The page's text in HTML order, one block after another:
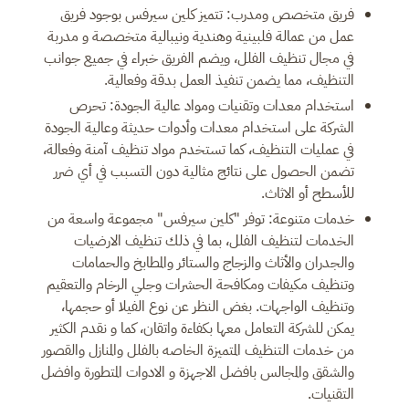
فريق متخصص ومدرب: تتميز كلين سيرفس بوجود فريق
عمل من عمالة فلبينية وهندية ونيبالية متخصصة و مدربة
في مجال تنظيف الفلل، ويضم الفريق خبراء في جميع جوانب
التنظيف، مما يضمن تنفيذ العمل بدقة وفعالية.
استخدام معدات وتقنيات ومواد عالية الجودة: تحرص
الشركة على استخدام معدات وأدوات حديثة وعالية الجودة
في عمليات التنظيف، كما تستخدم مواد تنظيف آمنة وفعالة،
تضمن الحصول على نتائج مثالية دون التسبب في أي ضرر
للأسطح أو الاثاث.
خدمات متنوعة: توفر "كلين سيرفس" مجموعة واسعة من
الخدمات لتنظيف الفلل، بما في ذلك تنظيف الارضيات
والجدران والأثاث والزجاج والستائر والمطابخ والحمامات
وتنظيف مكيفات ومكافحة الحشرات وجلي الرخام والتعقيم
وتنظيف الواجهات. بغض النظر عن نوع الفيلا أو حجمها،
يمكن للشركة التعامل معها بكفاءة واتقان، كما و نقدم الكثير
من خدمات التنظيف المتميزة الخاصه بالفلل والمنازل والقصور
والشقق والمجالس بافضل الاجهزة و الادوات المتطورة وافضل
التقنيات.